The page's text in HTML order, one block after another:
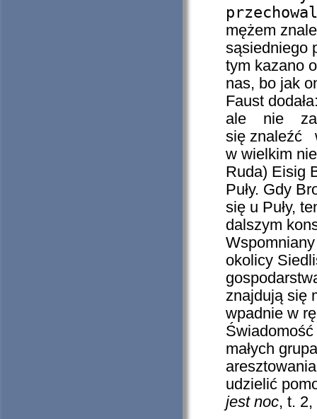
mężem
sąsiedniego
tym kazano
nas, bo jak
Faust
ale nie
się znaleźć
w wielkim
Ruda) Eisig
Puły. Gdy
się u Puły,
dalszym
okolicy
znajdują się
wpadnie w
Świadomość
małych
udzielić
jest noc, t.